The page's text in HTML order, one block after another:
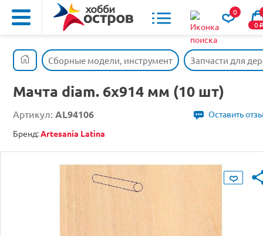
0
0o
Сборные модели, инструмент Запчасти для
Мачта diam. 6x914 мм (10 шт)
Артикул: AL94106
Оставить
Бренд:Artesania Latina